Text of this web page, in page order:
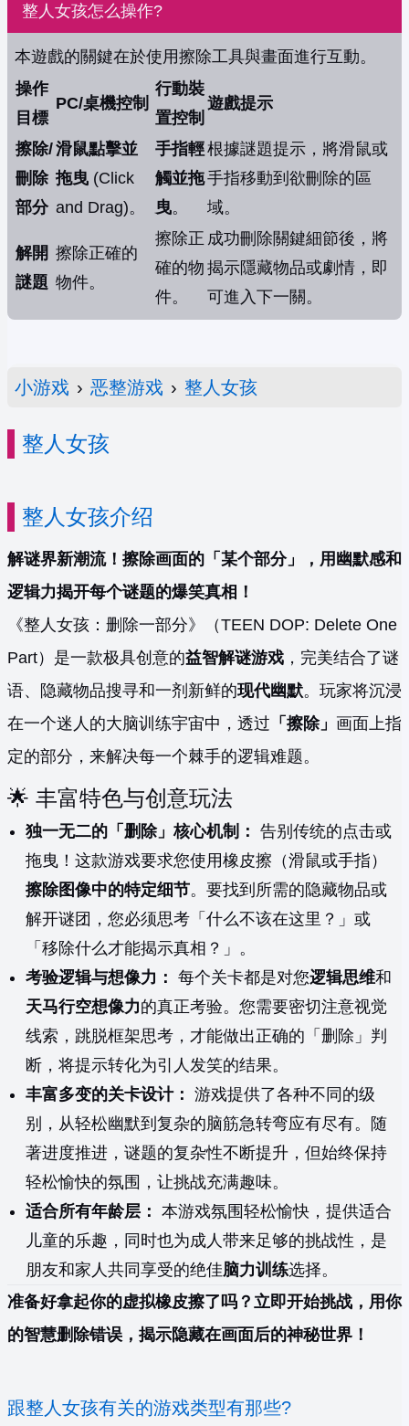
整人女孩怎么操作?
本遊戲的關鍵在於使用擦除工具與畫面進行互動。
操作
目標
PC/桌機控制
行動裝
置控制
遊戲提示
擦除/
刪除
部分
滑鼠點擊並
拖曳 (Click
and Drag)。
手指輕
觸並拖
曳。
根據謎題提示，將滑鼠或
手指移動到欲刪除的區
域。
解開
謎題
擦除正確的
物件。
擦除正
確的物
件。
成功刪除關鍵細節後，將
揭示隱藏物品或劇情，即
可進入下一關。
小游戏 › 恶整游戏 › 整人女孩
整人女孩
整人女孩介绍
解谜界新潮流！擦除画面的「某个部分」，用幽默感和
逻辑力揭开每个谜题的爆笑真相！
《整人女孩：删除一部分》（TEEN DOP: Delete One
Part）是一款极具创意的益智解谜游戏 ，完美结合了谜
语、隐藏物品搜寻和一剂新鲜的现代幽默。玩家将沉浸
在一个迷人的大脑训练宇宙中，透过 「擦除」 画面上指
定的部分，来解决每一个棘手的逻辑难题。
🌟 丰富特色与创意玩法
独一无二的「删除」核心机制： 告别传统的点击或
拖曳！这款游戏要求您使用橡皮擦（滑鼠或手指）
擦除图像中的特定细节。要找到所需的隐藏物品或
解开谜团，您必须思考「什么不该在这里？」或
「移除什么才能揭示真相？」。
考验逻辑与想像力： 每个关卡都是对您逻辑思维和
天马行空想像力的真正考验。您需要密切注意视觉
线索，跳脱框架思考，才能做出正确的「删除」判
断，将提示转化为引人发笑的结果。
丰富多变的关卡设计： 游戏提供了各种不同的级
别，从轻松幽默到复杂的脑筋急转弯应有尽有。随
著进度推进，谜题的复杂性不断提升，但始终保持
轻松愉快的氛围，让挑战充满趣味。
适合所有年龄层： 本游戏氛围轻松愉快，提供适合
儿童的乐趣，同时也为成人带来足够的挑战性，是
朋友和家人共同享受的绝佳脑力训练选择。
准备好拿起你的虚拟橡皮擦了吗？立即开始挑战，用你
的智慧删除错误，揭示隐藏在画面后的神秘世界！
跟整人女孩有关的游戏类型有那些?